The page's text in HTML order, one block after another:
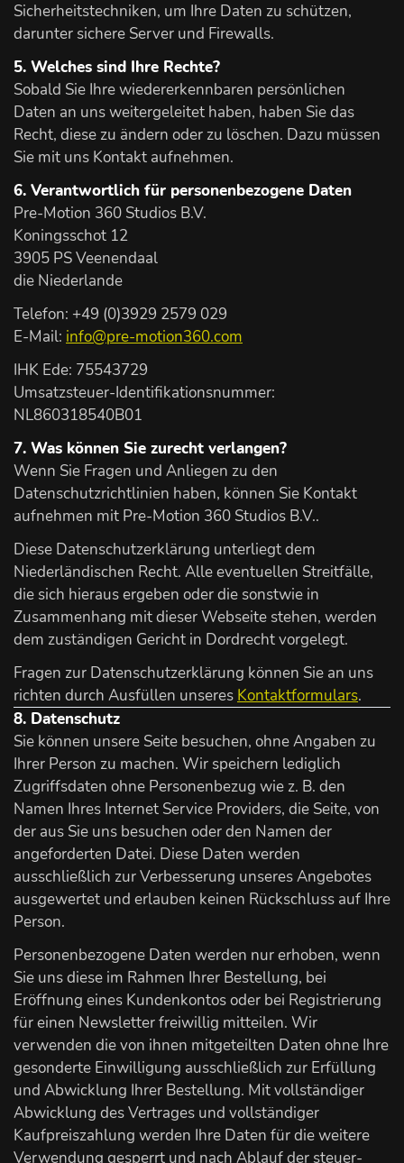
Sicherheitstechniken, um Ihre Daten zu schützen,
darunter sichere Server und Firewalls.
5. Welches sind Ihre Rechte?
Sobald Sie Ihre wiedererkennbaren persönlichen
Daten an uns weitergeleitet haben, haben Sie das
Recht, diese zu ändern oder zu löschen. Dazu müssen
Sie mit uns Kontakt aufnehmen.
6. Verantwortlich für personenbezogene Daten
Pre-Motion 360 Studios B.V.
Koningsschot 12
3905 PS Veenendaal
die Niederlande
Telefon: +49 (0)3929 2579 029
E-Mail: info@pre-motion360.com
IHK Ede: 75543729
Umsatzsteuer-Identifikationsnummer:
NL860318540B01
7. Was können Sie zurecht verlangen?
Wenn Sie Fragen und Anliegen zu den
Datenschutzrichtlinien haben, können Sie Kontakt
aufnehmen mit Pre-Motion 360 Studios B.V..
Diese Datenschutzerklärung unterliegt dem
Niederländischen Recht. Alle eventuellen Streitfälle,
die sich hieraus ergeben oder die sonstwie in
Zusammenhang mit dieser Webseite stehen, werden
dem zuständigen Gericht in Dordrecht vorgelegt.
Fragen zur Datenschutzerklärung können Sie an uns
richten durch Ausfüllen unseres Kontaktformulars.
8. Datenschutz
Sie können unsere Seite besuchen, ohne Angaben zu
Ihrer Person zu machen. Wir speichern lediglich
Zugriffsdaten ohne Personenbezug wie z. B. den
Namen Ihres Internet Service Providers, die Seite, von
der aus Sie uns besuchen oder den Namen der
angeforderten Datei. Diese Daten werden
ausschließlich zur Verbesserung unseres Angebotes
ausgewertet und erlauben keinen Rückschluss auf Ihre
Person.
Personenbezogene Daten werden nur erhoben, wenn
Sie uns diese im Rahmen Ihrer Bestellung, bei
Eröffnung eines Kundenkontos oder bei Registrierung
für einen Newsletter freiwillig mitteilen. Wir
verwenden die von ihnen mitgeteilten Daten ohne Ihre
gesonderte Einwilligung ausschließlich zur Erfüllung
und Abwicklung Ihrer Bestellung. Mit vollständiger
Abwicklung des Vertrages und vollständiger
Kaufpreiszahlung werden Ihre Daten für die weitere
Verwendung gesperrt und nach Ablauf der steuer-